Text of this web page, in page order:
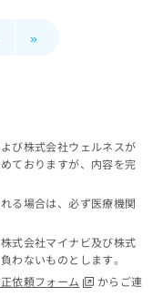
»
び株式会社ウェルネスが
ておりますが、内容を完
る場合は、必ず医療機関
式会社マイナビ及び株式
わないものとします。
依頼フォーム
からご連